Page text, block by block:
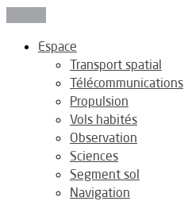
Espace
Transport spatial
Télécommunications
Propulsion
Vols habités
Observation
Sciences
Segment sol
Navigation